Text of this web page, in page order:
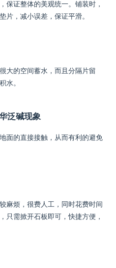
保证整体的美观统一。铺装时，
片，减小误差，保证平滑。
大的空间蓄水，而且分隔片留
水。
泛碱现象
面的直接接触，从而有利的避免
麻烦，很费人工，同时花费时间
只需掀开石板即可，快捷方便，